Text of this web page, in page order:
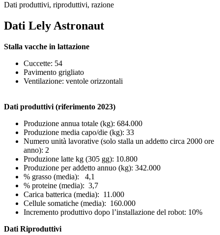
Dati produttivi, riproduttivi, razione
Dati Lely Astronaut
Stalla vacche in lattazione
Cuccette: 54
Pavimento grigliato
Ventilazione: ventole orizzontali​​
Dati produttivi (riferimento 2023)
Produzione annua totale (kg): 684.000
Produzione media capo/die (kg): 33
Numero unità lavorative (solo stalla un addetto circa 2000 ore
anno): 2
Produzione latte kg (305 gg): 10.800
Produzione per addetto annuo (kg): 342.000
% grasso (media): 4,1
% proteine (media): 3,7
Carica batterica (media): 11.000
Cellule somatiche (media): 160.000
Incremento produttivo dopo l’installazione del robot: 10%
Dati Riproduttivi